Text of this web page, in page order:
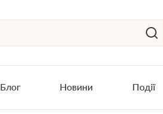
Блог Новини Події